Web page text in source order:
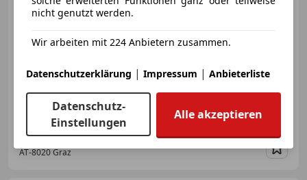
Porsche Graz-Kärntnerstraße 20
AT-8020 Graz
nicht genutzt werden.
Wir arbeiten mit 224 Anbietern zusammen.
Datenschutzerklärung | Impressum | Anbieterliste
Datenschutz-
Einstellungen
Alle akzeptieren